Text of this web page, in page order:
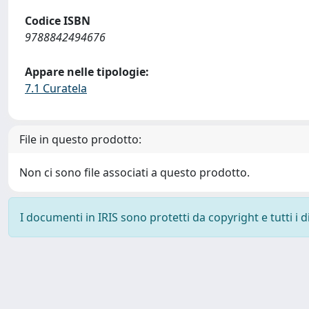
Codice ISBN
9788842494676
Appare nelle tipologie:
7.1 Curatela
File in questo prodotto:
Non ci sono file associati a questo prodotto.
I documenti in IRIS sono protetti da copyright e tutti i